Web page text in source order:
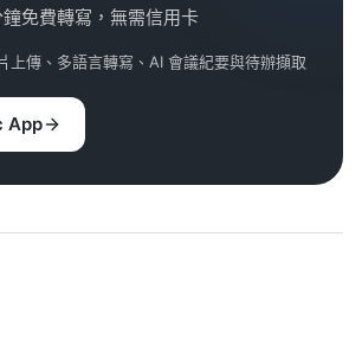
免費轉寫，無需信用卡
上傳、多語言轉寫、AI 會議紀要與待辦擷取
App